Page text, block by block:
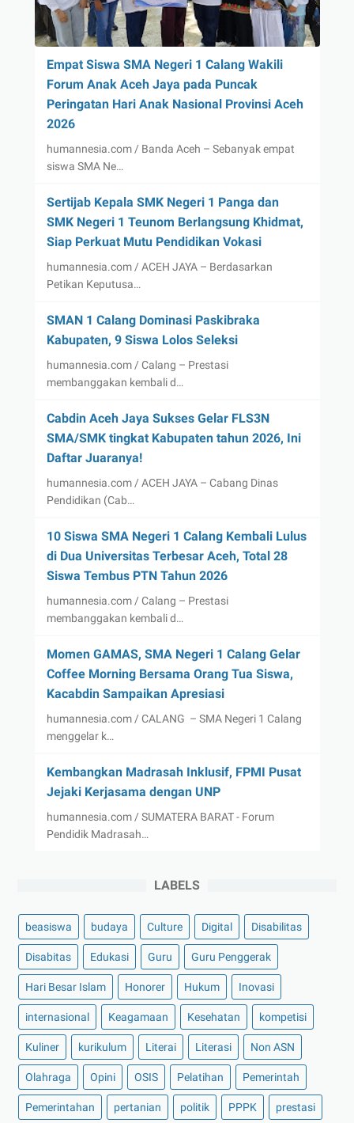
Empat Siswa SMA Negeri 1 Calang Wakili
Forum Anak Aceh Jaya pada Puncak
Peringatan Hari Anak Nasional Provinsi Aceh
2026
humannesia.com / Banda Aceh – Sebanyak empat
siswa SMA Ne…
Sertijab Kepala SMK Negeri 1 Panga dan
SMK Negeri 1 Teunom Berlangsung Khidmat,
Siap Perkuat Mutu Pendidikan Vokasi
humannesia.com / ACEH JAYA – Berdasarkan
Petikan Keputusa…
SMAN 1 Calang Dominasi Paskibraka
Kabupaten, 9 Siswa Lolos Seleksi
humannesia.com / Calang – Prestasi
membanggakan kembali d…
Cabdin Aceh Jaya Sukses Gelar FLS3N
SMA/SMK tingkat Kabupaten tahun 2026, Ini
Daftar Juaranya!
humannesia.com / ACEH JAYA – Cabang Dinas
Pendidikan (Cab…
10 Siswa SMA Negeri 1 Calang Kembali Lulus
di Dua Universitas Terbesar Aceh, Total 28
Siswa Tembus PTN Tahun 2026
humannesia.com / Calang – Prestasi
membanggakan kembali d…
Momen GAMAS, SMA Negeri 1 Calang Gelar
Coffee Morning Bersama Orang Tua Siswa,
Kacabdin Sampaikan Apresiasi
humannesia.com / CALANG – SMA Negeri 1 Calang
menggelar k…
Kembangkan Madrasah Inklusif, FPMI Pusat
Jejaki Kerjasama dengan UNP
humannesia.com / SUMATERA BARAT - Forum
Pendidik Madrasah…
LABELS
beasiswa budaya Culture Digital Disabilitas
Disabitas Edukasi Guru Guru Penggerak
Hari Besar Islam Honorer Hukum Inovasi
internasional Keagamaan Kesehatan kompetisi
Kuliner kurikulum Literai Literasi Non ASN
Olahraga Opini OSIS Pelatihan Pemerintah
Pemerintahan pertanian politik PPPK prestasi